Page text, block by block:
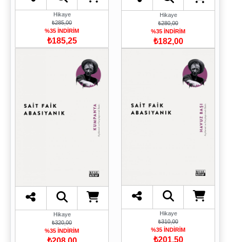
Hikaye
₺285,00
%35 İNDİRİM
₺185,25
Hikaye
₺280,00
%35 İNDİRİM
₺182,00
Hikaye
₺320,00
%35 İNDİRİM
Hikaye
₺310,00
%35 İNDİRİM
₺201,50